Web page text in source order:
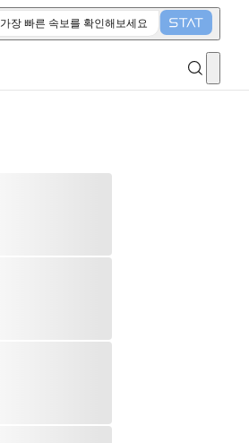
가장 빠른 속보를 확인해보세요